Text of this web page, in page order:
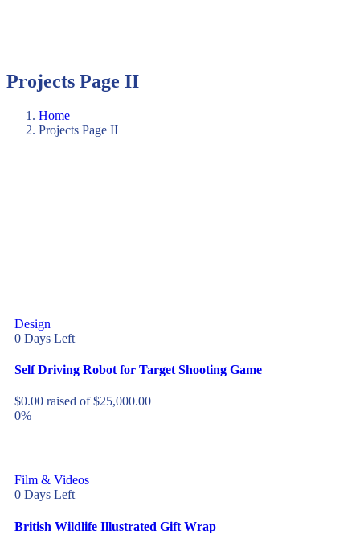
Projects Page II
Home
Projects Page II
Design
0 Days Left
Self Driving Robot for Target Shooting Game
$0.00 raised of$25,000.00
0%
Film & Videos
0 Days Left
British Wildlife Illustrated Gift Wrap